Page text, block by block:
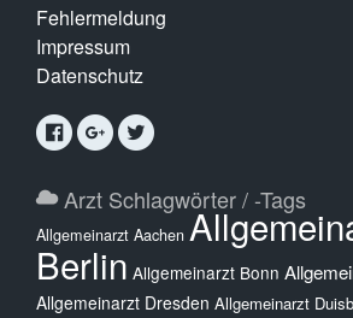
Fehlermeldung
Impressum
Datenschutz
Arzt Schlagwörter / -Tags
Allgemeinarzt Aachen
Berlin Allgemeinarzt Bonn
Allgemeinarzt Dresden Allgemeinarzt